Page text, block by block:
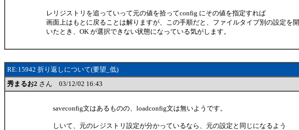
レリジストリを追っていって元の値を拾ってconfig にその値を指定すれば
画面上はもとに戻ることは解りますが、この手順だと、ファイルタイプ別の設定を開
いたとき、OK が選択できない状態になっている気がします。
RE:15942 折り返しについて(要望_低)
秀まるお2 さん 03/12/02 16:43
saveconfig文はあるものの、loadconfig文は無いようです。
しいて、元のレジストリ設定が分かっているなら、元の設定と同じになるよう